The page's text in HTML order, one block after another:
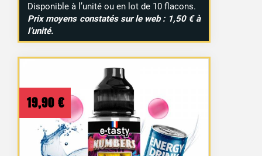
Disponible à l’unité ou en lot de 10 flacons.
Prix moyens constatés sur le web : 1,50 € à
l’unité.
19,90 €